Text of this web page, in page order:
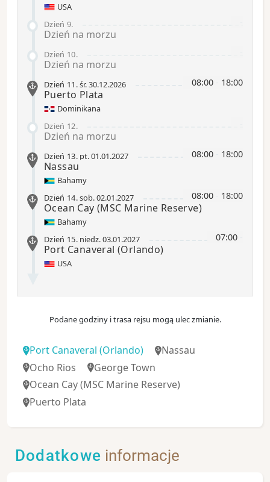
USA
Dzień 9.
Dzień na morzu
Dzień 10.
Dzień na morzu
08:00 18:00
Dzień 11 .śr.30.12.2026
Puerto Plata
Dominikana
Dzień 12.
Dzień na morzu
08:00 18:00
Dzień 13. pt.01.01.2027
Nassau
Bahamy
08:00 18:00
Dzień 14.sob.02.01.2027
Ocean Cay(MSC Marine Reserve)
Bahamy
07:00
Dzień 15. niedz.03.01.2027
Port Canaveral(Orlando)
USA
Podane godziny i trasa rejsu mogą ulec zmianie.
Port Canaveral (Orlando)
Nassau
Ocho Rios
George Town
Ocean Cay(MSC Marine Reserve)
Puerto Plata
Dodatkowe informacje